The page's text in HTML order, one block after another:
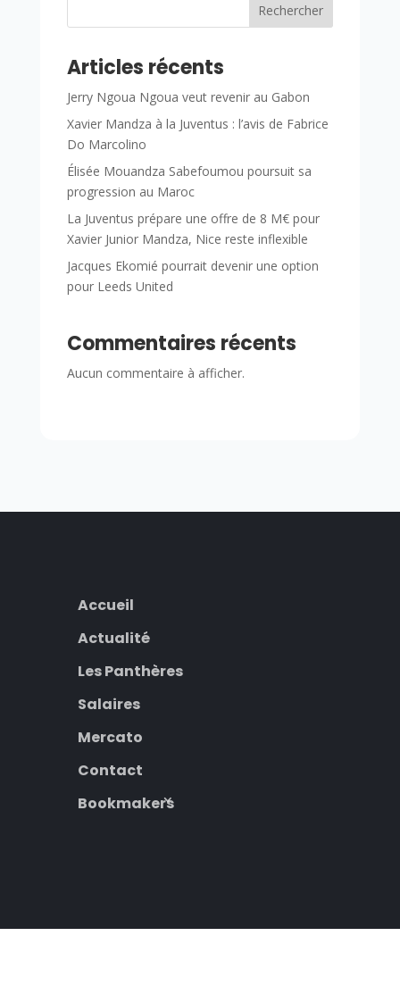
Rechercher
Articles récents
Jerry Ngoua Ngoua veut revenir au Gabon
Xavier Mandza à la Juventus : l’avis de Fabrice
Do Marcolino
Élisée Mouandza Sabefoumou poursuit sa
progression au Maroc
La Juventus prépare une offre de 8 M€ pour
Xavier Junior Mandza, Nice reste inflexible
Jacques Ekomié pourrait devenir une option
pour Leeds United
Commentaires récents
Aucun commentaire à afficher.
Accueil
Actualité
Les Panthères
Salaires
Mercato
Contact
Bookmakers